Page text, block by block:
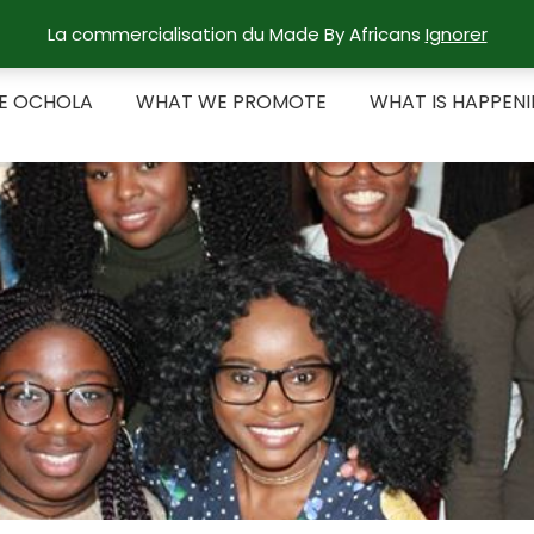
OCHOLA WHAT WE PROMOTE WHAT IS
La commercialisation du Made By Africans Ignorer
OCHOLA WHAT WE PROMOTE WHAT IS